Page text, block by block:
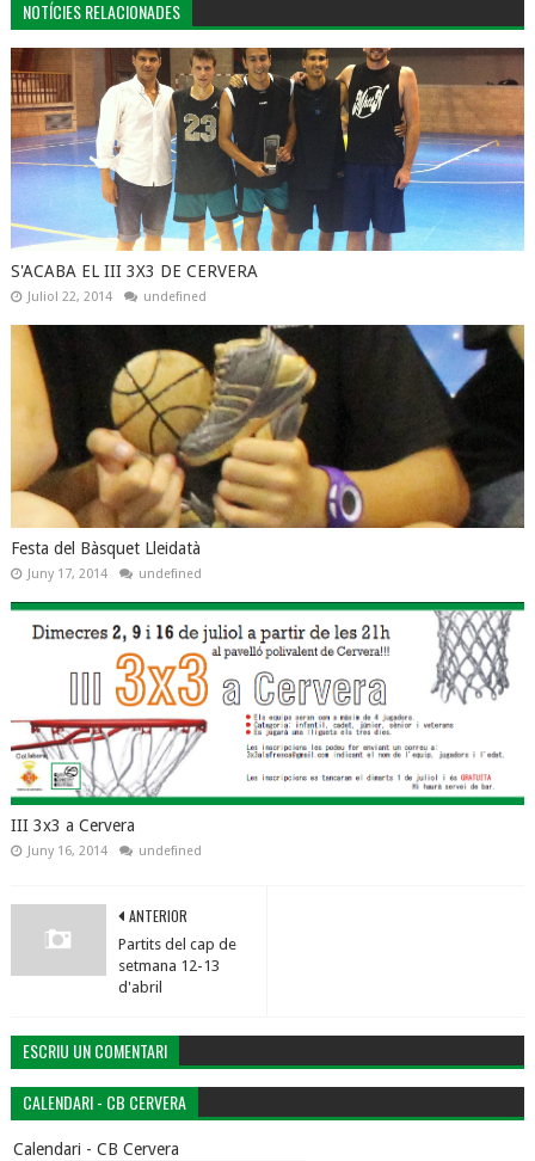
NOTÍCIES RELACIONADES
S'ACABA EL III 3X3 DE CERVERA
Juliol 22, 2014 undefined
Festa del Bàsquet Lleidatà
Juny 17, 2014 undefined
III 3x3 a Cervera
Juny 16, 2014 undefined
ANTERIOR
Partits del cap de
setmana 12-13
d'abril
ESCRIU UN COMENTARI
CALENDARI - CB CERVERA
Calendari - CB Cervera